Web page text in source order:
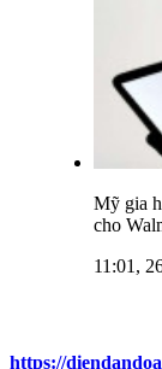
Mỹ gia
cho
11:01,
https://